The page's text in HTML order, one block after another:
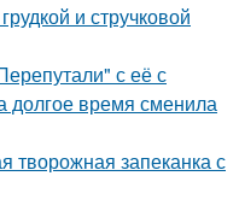
и стручковой
с её с
долгое время сменила
творожная запеканка с